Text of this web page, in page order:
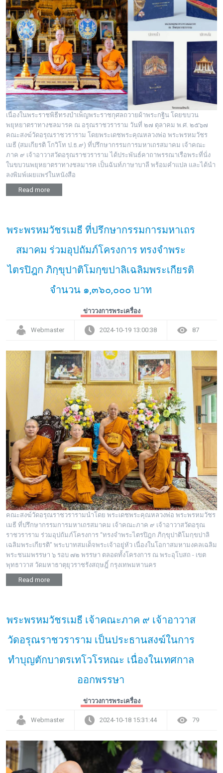
เนื่องในพระราชพิธีทรงบำเพ็ญพระราชกุศลถวายผ้าพระกฐิน โดยขบวน
พยุหยาตราทางชลมารค ณ อรุณราชวราราม วันที่ ๒๗ ตุลาคม พ.ศ. ๒๕๖๗
คณะสงฆ์วัดอรุณราชวราราม โดยพระเดชพระคุณหลวงพ่อ พระพรหมวัชร
เมธี (สมเกียรติ โกวิโท ป.ธ.๙) ที่ปรึกษากรรมการมหาเถรสมาคม เจ้าคณะ
ภาค ๙ เจ้าอาวาสวัดอรุณราชวราราม ได้ประพันธ์คาถาพรรณาเรือพระที่นั่ง
ในขบวนพยุหยาตราทางชลมารค เป็นฉันท์ภาษาบาลี พร้อมคำแปล และได้นำ
ลงพิมพ์เผยแพร่ในหนังสือ
Read more
พระพรหมวัชรเมธี ที่ปรึกษากรรมการมหาเถร
สมาคม ร่วมอุปถัมภ์โครงการ ทรงจำพระ
ไตรปิฎก ภิกฺขุปาติโมกฺขปาลิเฉลิมพระเกียรติ
จำนวน ๑,๓๖๐,๐๐๐ บาท
ข่าววงการพระเครื่อง
Webmaster 2024-10-19 13:00:38 87
คณะสงฆ์วัดอรุณราชวรารามนำโดย พระเดชพระคุณหลวงพ่อ พระพรหมวัชร
เมธี ที่ปรึกษากรรมการมหาเถรสมาคม เจ้าคณะภาค ๙ เจ้าอาวาสวัดอรุณ
ราชวราราม ร่วมอุปถัมภ์โครงการ “ทรงจำพระไตรปิฎก ภิกฺขุปาติโมกฺขปาลิ
เฉลิมพระเกียรติ” พระบาทสมเด็จพระเจ้าอยู่หัว เนื่องในโอกาสมหามงคลเฉลิม
พระชนมพรรษา ๖ รอบ ๗๒ พรรษา ตลอดทั้งโครงการ ณ พระอุโบสถ - เขต
พุทธาวาส วัดมหาธาตุยุวราชรังสฤษฎิ์ กรุงเทพมหานคร
Read more
พระพรหมวัชรเมธี เจ้าคณะภาค ๙ เจ้าอาวาส
วัดอรุณราชวราราม เป็นประธานสงฆ์ในการ
ทำบุญตักบาตรเทโวโรหณะ เนื่องในเทศกาล
ออกพรรษา
ข่าววงการพระเครื่อง
Webmaster 2024-10-18 15:31:44 79